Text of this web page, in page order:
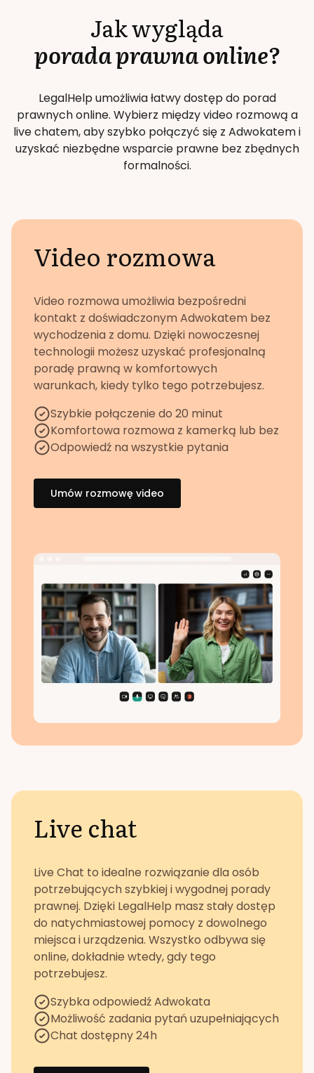
Jak wygląda
porada prawna online?
LegalHelp umożliwia łatwy dostęp do porad
prawnych online. Wybierz między video rozmową a
live chatem, aby szybko połączyć się z Adwokatem i
uzyskać niezbędne wsparcie prawne bez zbędnych
formalności.
Video rozmowa
Video rozmowa umożliwia bezpośredni
kontakt z doświadczonym Adwokatem bez
wychodzenia z domu. Dzięki nowoczesnej
technologii możesz uzyskać profesjonalną
poradę prawną w komfortowych
warunkach, kiedy tylko tego potrzebujesz.
Szybkie połączenie do 20 minut
Komfortowa rozmowa z kamerką lub bez
Odpowiedź na wszystkie pytania
Umów rozmowę video
Live chat
Live Chat to idealne rozwiązanie dla osób
potrzebujących szybkiej i wygodnej porady
prawnej. Dzięki LegalHelp masz stały dostęp
do natychmiastowej pomocy z dowolnego
miejsca i urządzenia. Wszystko odbywa się
online, dokładnie wtedy, gdy tego
potrzebujesz.
Szybka odpowiedź Adwokata
Możliwość zadania pytań uzupełniających
Chat dostępny 24h